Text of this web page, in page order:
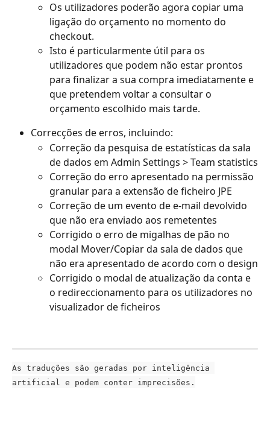
Os utilizadores poderão agora copiar uma
ligação do orçamento no momento do
checkout.
Isto é particularmente útil para os
utilizadores que podem não estar prontos
para finalizar a sua compra imediatamente e
que pretendem voltar a consultar o
orçamento escolhido mais tarde.
Correcções de erros, incluindo:
Correção da pesquisa de estatísticas da sala
de dados em Admin Settings > Team statistics
Correção do erro apresentado na permissão
granular para a extensão de ficheiro JPE
Correção de um evento de e-mail devolvido
que não era enviado aos remetentes
Corrigido o erro de migalhas de pão no
modal Mover/Copiar da sala de dados que
não era apresentado de acordo com o design
Corrigido o modal de atualização da conta e
o redireccionamento para os utilizadores no
visualizador de ficheiros
As traduções são geradas por inteligência
artificial e podem conter imprecisões.